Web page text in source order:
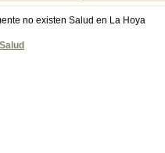
no existen Salud en La Hoya